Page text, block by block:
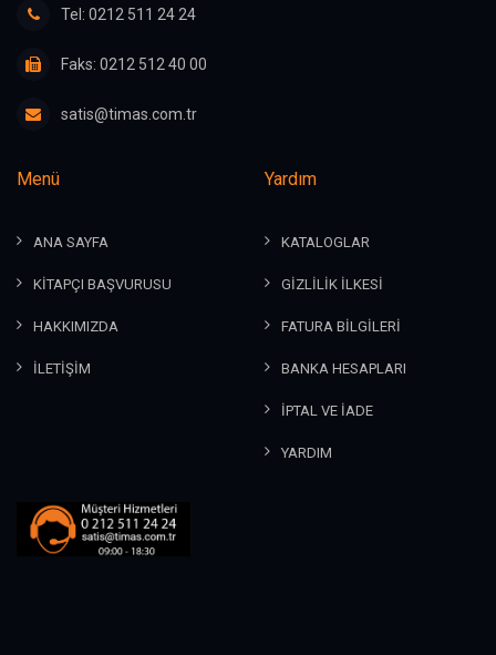
Tel: 0212 511 24 24
Faks: 0212 512 40 00
satis@timas.com.tr
Menü
ANA SAYFA
KİTAPÇI BAŞVURUSU
HAKKIMIZDA
İLETİŞİM
Yardım
KATALOGLAR
GİZLİLİK İLKESİ
FATURA BİLGİLERİ
BANKA HESAPLARI
İPTAL VE İADE
YARDIM